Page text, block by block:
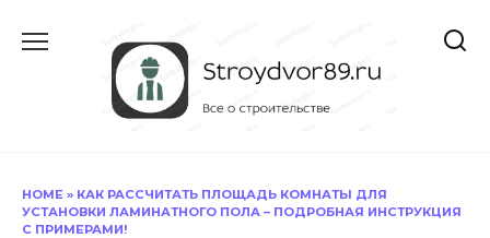
содержанию
HOME » КАК РАССЧИТАТЬ ПЛОЩАДЬ КОМНАТЫ ДЛЯ
УСТАНОВКИ ЛАМИНАТНОГО ПОЛА – ПОДРОБНАЯ ИНСТРУКЦИЯ
С ПРИМЕРАМИ!